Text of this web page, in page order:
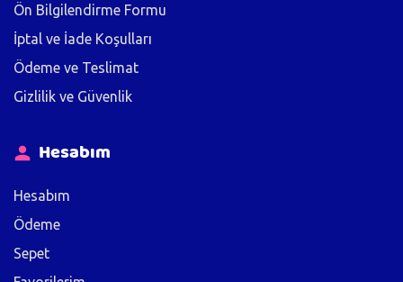
Ön Bilgilendirme Formu
İptal ve İade Koşulları
Ödeme ve Teslimat
Gizlilik ve Güvenlik
Hesabım
Hesabım
Ödeme
Sepet